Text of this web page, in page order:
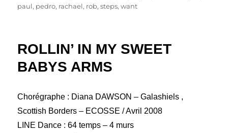
paul, pedro, rachael, rob,steps,want
ROLLIN’ IN MY SWEET
BABYS ARMS
Chorégraphe : Diana DAWSON – Galashiels ,
Scottish Borders – ECOSSE / Avril 2008
LINE Dance : 64 temps – 4 murs